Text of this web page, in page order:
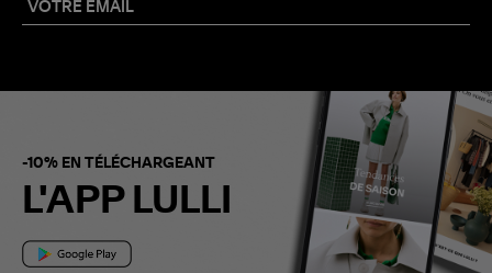
-10% EN TÉLÉCHARGEANT
L'APP LULLI